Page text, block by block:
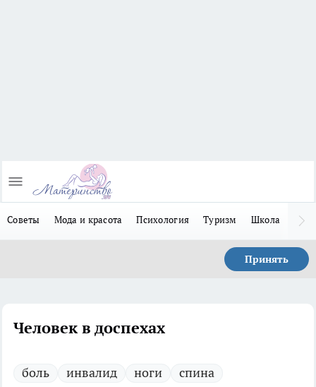
Советы Мода и красота Психология Туризм Школа
Принять
Человек в доспехах
боль инвалид ноги спина